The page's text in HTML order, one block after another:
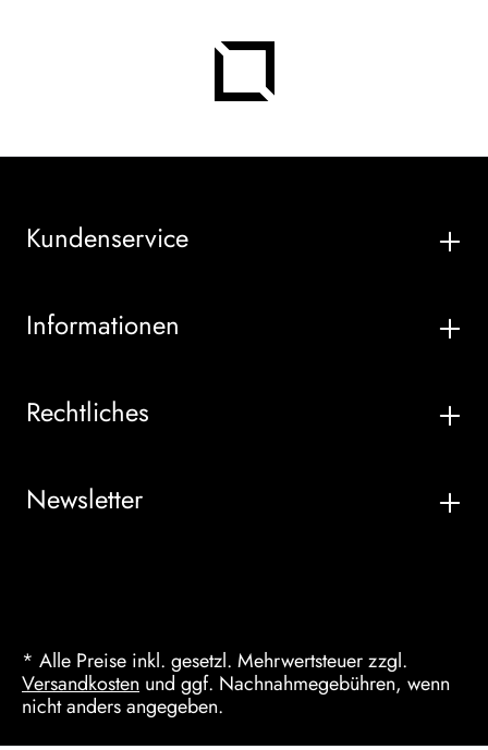
Kundenservice
Informationen
Rechtliches
Newsletter
* Alle Preise inkl. gesetzl. Mehrwertsteuer zzgl.
Versandkosten und ggf. Nachnahmegebühren, wenn
nicht anders angegeben.